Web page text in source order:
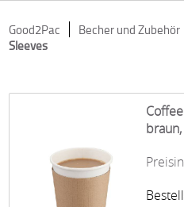
Good2Pac Becher und Zubehör
Sleeves